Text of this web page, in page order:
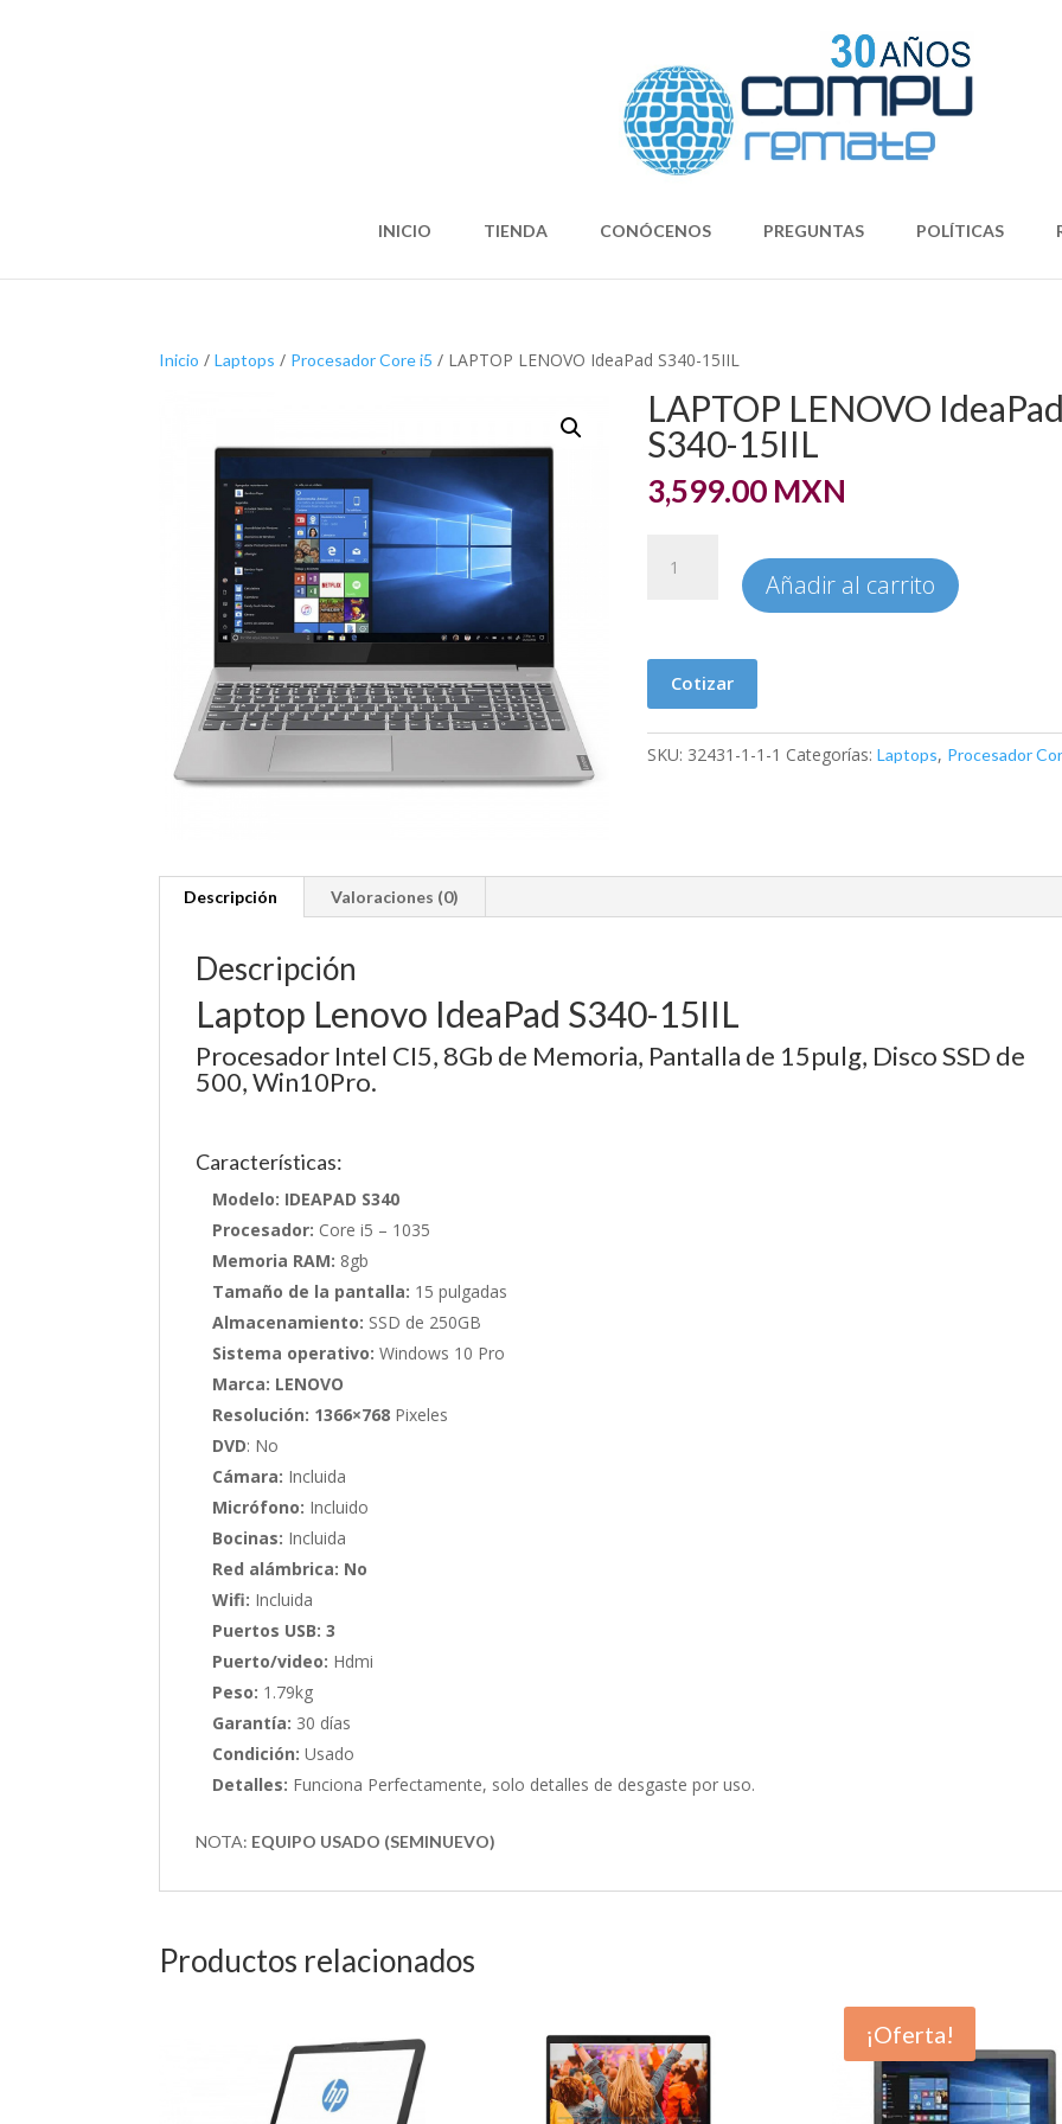
INICIO TIENDA CONÓCENOS PREGUNTAS POLÍTICAS
Inicio /Laptops / Procesador Core i5 / LAPTOP LENOVO IdeaPad S340-15IIL
LAPTOP LENOVO
S340-15IIL
3,599.00 MXN
LENOVO
15IIL
cantidad
Añadir al carrito
Cotizar
SKU: 32431-1-1-1 Categorías:Laptops, Procesador
Descripción Valoraciones (0)
Descripción
Laptop Lenovo IdeaPad S340-15IIL
Procesador Intel CI5, 8Gb de Memoria, Pantalla de 15pulg, Disco SSD de
500, Win10Pro.
Características:
Modelo: IDEAPAD S340
Procesador: Core i5 – 1035
Memoria RAM: 8gb
Tamaño de la pantalla: 15 pulgadas
Almacenamiento: SSD de 250GB
Sistema operativo:Windows 10 Pro
Marca: LENOVO
Resolución: 1366×768 Pixeles
DVD: No
Cámara: Incluida
Micrófono: Incluido
Bocinas: Incluida
Red alámbrica: No
Wifi: Incluida
Puertos USB: 3
Puerto/video: Hdmi
Peso: 1.79kg
Garantía: 30 días
Condición:Usado
Detalles: Funciona Perfectamente, solo detalles de desgaste por uso.
NOTA: EQUIPO USADO (SEMINUEVO)
Productos relacionados
¡Oferta!